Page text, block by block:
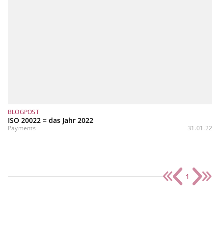
BLOGPOST
ISO 20022 = das Jahr 2022
Payments 31.01.22
1